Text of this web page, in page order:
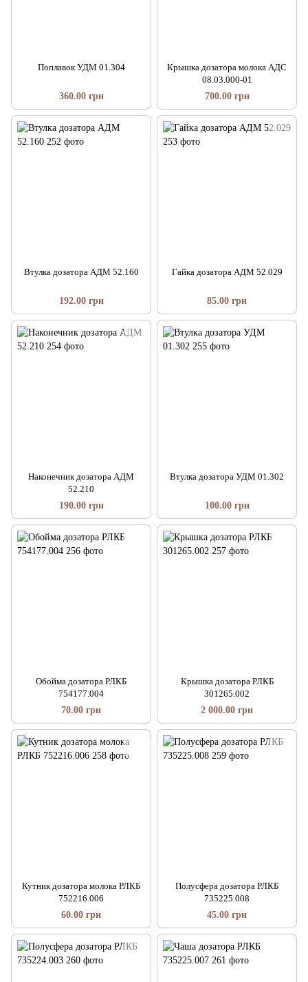
Поплавок УДМ 01.304
360.00 грн
Крышка дозатора молока АДС
08.03.000-01
700.00 грн
Втулка дозатора АДМ 52.160
192.00 грн
Гайка дозатора АДМ 52.029
85.00 грн
Наконечник дозатора АДМ
52.210
190.00 грн
Втулка дозатора УДМ 01.302
100.00 грн
Обойма дозатора РЛКБ
754177.004
70.00 грн
Крышка дозатора РЛКБ
301265.002
2 000.00 грн
Кутник дозатора молока РЛКБ
752216.006
60.00 грн
Полусфера дозатора РЛКБ
735225.008
45.00 грн